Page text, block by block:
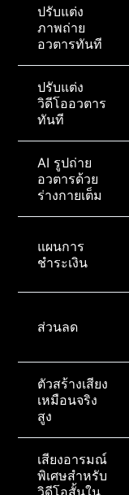
ปรับแต่ง
ภาพถ่าย
อวตารทันที
ปรับแต่ง
วิดีโออวตาร
ทันที
AI รูปถ่าย
อวตารด้วย
ร่างกายเต็ม
แผนการ
ชำระเงิน
ส่วนลด
ตัวสร้างเสียง
เหมือนจริง
สูง
เสียงอารมณ์
พิเศษสำหรับ